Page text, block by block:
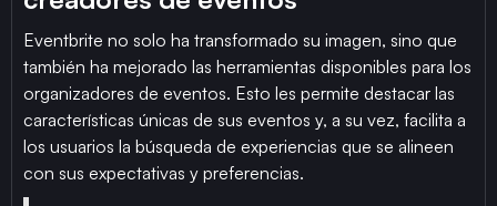
Eventbrite no solo ha transformado su imagen, sino que
también ha mejorado las herramientas disponibles para los
organizadores de eventos. Esto les permite destacar las
características únicas de sus eventos y, a su vez, facilita a
los usuarios la búsqueda de experiencias que se alineen
con sus expectativas y preferencias.